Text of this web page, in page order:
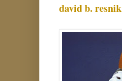
david b. resnik